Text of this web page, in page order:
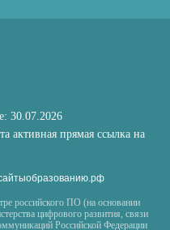
30.07.2026
активная прямая ссылка на
российского ПО (на основании
цифрового развития, связи
Российской Федерации